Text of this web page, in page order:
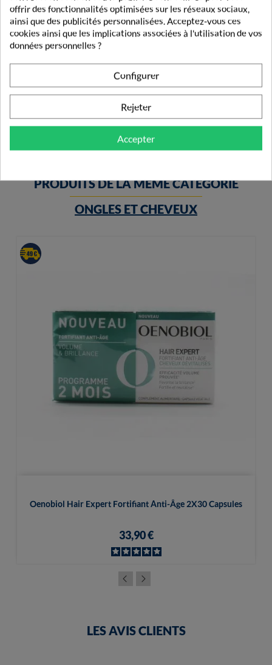
16,69 €
PRODUITS DE LA MÊME CATÉGORIE
ONGLES ET CHEVEUX
Oenobiol Hair Expert Fortifiant Anti-Âge 2X30 Capsules
33,90 €
LES AVIS CLIENTS
offrir des fonctionnalités optimisées sur les réseaux sociaux,
ainsi que des publicités personnalisées. Acceptez-vous ces
cookies ainsi que les implications associées à l'utilisation de vos
données personnelles ?
Configurer
Rejeter
Accepter